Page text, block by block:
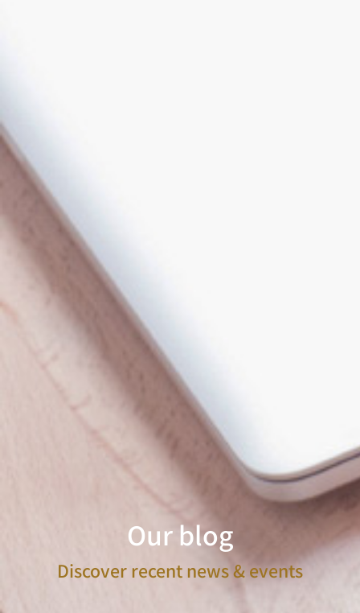
Our blog
Discover recent news & events